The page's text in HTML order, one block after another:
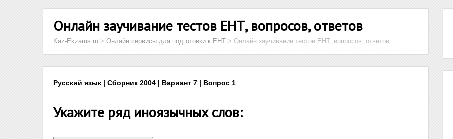
Онлайн заучивание тестов ЕНТ, вопросов, ответов
Kaz-Ekzams.ru > Онлайн сервисы для подготовки к ЕНТ > Онлайн заучивание тестов ЕНТ, вопросов, ответов
Русский язык | Сборник 2004 | Вариант 7 | Вопрос 1
Укажите ряд иноязычных слов: